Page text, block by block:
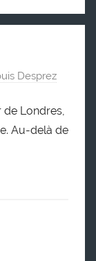
Desprez
de Londres,
Au-delà de